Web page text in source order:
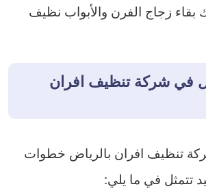
زجاج الفرن والأبواب نظيف
في شركة تنظيف افران
تنظيف افران بالرياض خطوات
تتمثل في ما يلي: